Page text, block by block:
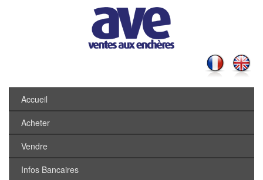
Accueil
Acheter
Vendre
Infos Bancaires